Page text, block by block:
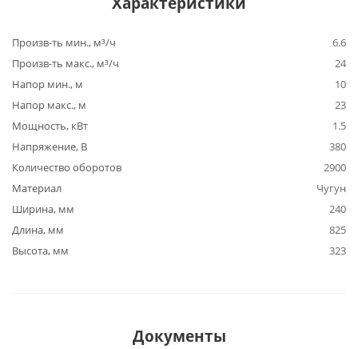
Произв-ть мин., м³/ч
6.6
Произв-ть макс., м³/ч
24
Напор мин., м
10
Напор макс., м
23
Мощность, кВт
1.5
Напряжение, В
380
Количество оборотов
2900
Материал
Чугун
Ширина, мм
240
Длина, мм
825
Высота, мм
323
Документы